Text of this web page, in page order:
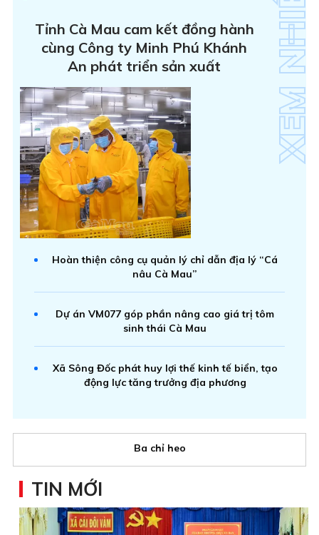
Tỉnh Cà Mau cam kết đồng hành
cùng Công ty Minh Phú Khánh
An phát triển sản xuất
Hoàn thiện công cụ quản lý chỉ dẫn địa lý “Cá
nâu Cà Mau”
Dự án VM077 góp phần nâng cao giá trị tôm
sinh thái Cà Mau
Xã Sông Đốc phát huy lợi thế kinh tế biển, tạo
động lực tăng trưởng địa phương
Ba chỉ heo
TIN MỚI